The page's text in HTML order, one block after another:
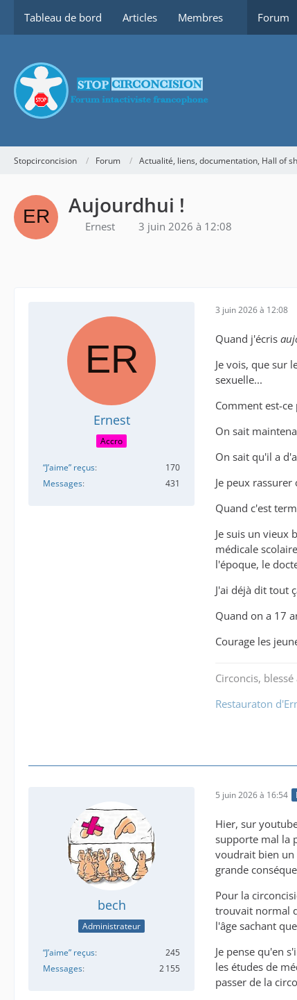
Tableau de bord Articles Membres Forum
Stopcirconcision Forum Actualité, liens, documentation, Hall of
Aujourdhui !
Ernest 3 juin 2026 à 12:08
Ernest
Accro
“J’aime” reçus
170
Messages
431
3 juin 2026 à 12:08
Quand j'écris
Je vois, que sur
sexuelle...
Comment est-
On sait
On sait qu'il a
Je peux
Quand c'est
Je suis un vieux
médicale
l'époque, le
J'ai déjà dit tout
Quand on a 17
Courage les
Circoncis, blessé
Restauraton
bech
Administrateur
“J’aime” reçus
245
Messages
2 155
5 juin 2026 à 16:54
Hier, sur
supporte mal la
voudrait bien un
grande
Pour la
trouvait normal
l'âge sachant
Je pense qu'en
les études de
passer de la